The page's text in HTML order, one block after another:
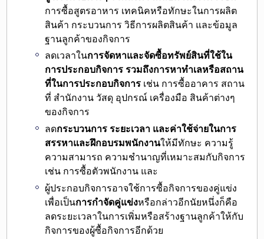
การซื้อสูตรอาหาร เทคนิคหรือทักษะในการผลิต
สินค้า กระบวนการ วิธีการผลิตสินค้า และข้อมูล
ฐานลูกค้าของกิจการ
ลดเวลาในการจัดหาและจัดซื้อทรัพย์สินที่ใช้ใน
การประกอบกิจการ รวมถึงการหาทำเลหรือสถาน
ที่ในการประกอบกิจการ เช่น การซื้ออาคาร สถาน
ที่ สำนักงาน วัสดุ อุปกรณ์ เครื่องมือ สินค้าต่างๆ
ของกิจการ
ลดกระบวนการ ระยะเวลา และค่าใช้จ่ายในการ
สรรหาและฝึกอบรมพนักงานให้มีทักษะ ความรู้
ความสามารถ ความชำนาญที่เหมาะสมกับกิจการ
เช่น การซื้อตัวพนักงาน และ
ผู้ประกอบกิจการอาจใช้การซื้อกิจการของคู่แข่ง
เพื่อเป็นการกำจัดคู่แข่งหรือกล่าวอีกนัยหนึ่งก็คือ
ลดระยะเวลาในการเพิ่มหรือสร้างฐานลูกค้าให้กับ
กิจการของผู้ซื้อกิจการอีกด้วย